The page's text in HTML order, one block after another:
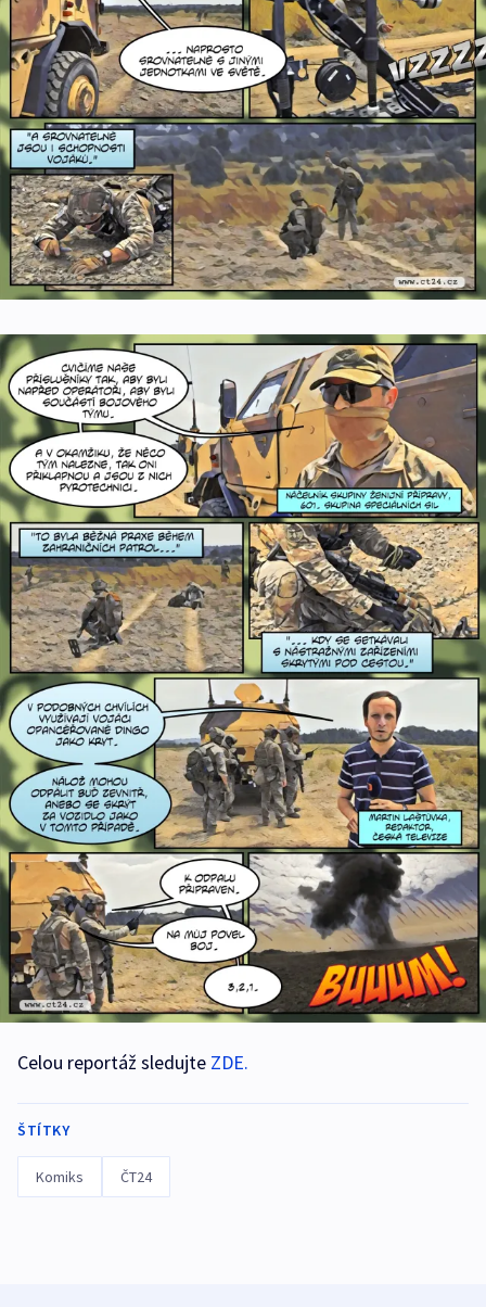
Celou reportáž sledujte ZDE.
ŠTÍTKY
Komiks ČT24